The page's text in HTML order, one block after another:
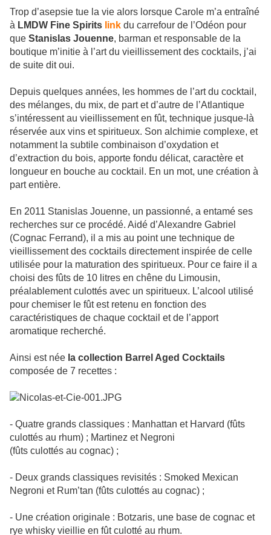
Trop d’asepsie tue la vie alors lorsque Carole m’a entraîné
à LMDW Fine Spirits link du carrefour de l’Odéon pour
que Stanislas Jouenne, barman et responsable de la
boutique m’initie à l’art du vieillissement des cocktails, j’ai
de suite dit oui.
Depuis quelques années, les hommes de l’art du cocktail,
des mélanges, du mix, de part et d’autre de l’Atlantique
s’intéressent au vieillissement en fût, technique jusque-là
réservée aux vins et spiritueux. Son alchimie complexe, et
notamment la subtile combinaison d’oxydation et
d’extraction du bois, apporte fondu délicat, caractère et
longueur en bouche au cocktail. En un mot, une création à
part entière.
En 2011 Stanislas Jouenne, un passionné, a entamé ses
recherches sur ce procédé. Aidé d’Alexandre Gabriel
(Cognac Ferrand), il a mis au point une technique de
vieillissement des cocktails directement inspirée de celle
utilisée pour la maturation des spiritueux. Pour ce faire il a
choisi des fûts de 10 litres en chêne du Limousin,
préalablement culottés avec un spiritueux. L’alcool utilisé
pour chemiser le fût est retenu en fonction des
caractéristiques de chaque cocktail et de l’apport
aromatique recherché.
Ainsi est née la collection Barrel Aged Cocktails
composée de 7 recettes :
- Quatre grands classiques : Manhattan et Harvard (fûts
culottés au rhum) ; Martinez et Negroni
(fûts culottés au cognac) ;
- Deux grands classiques revisités : Smoked Mexican
Negroni et Rum’tan (fûts culottés au cognac) ;
- Une création originale : Botzaris, une base de cognac et
rye whisky vieillie en fût culotté au rhum.